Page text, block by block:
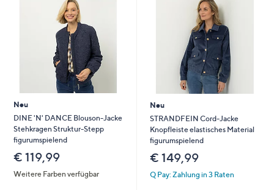
Neu
DINE 'N' DANCE Blouson-Jacke
Stehkragen Struktur-Stepp
figurumspielend
€ 119,99
Weitere Farben verfügbar
Neu
STRANDFEIN Cord-Jacke
Knopfleiste elastisches Material
figurumspielend
€ 149,99
Q Pay: Zahlung in 3 Raten